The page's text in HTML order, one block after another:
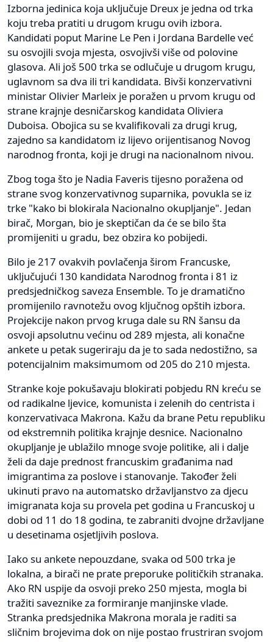
Izborna jedinica koja uključuje Dreux je jedna od trka
koju treba pratiti u drugom krugu ovih izbora.
Kandidati poput Marine Le Pen i Jordana Bardelle već
su osvojili svoja mjesta, osvojivši više od polovine
glasova. Ali još 500 trka se odlučuje u drugom krugu,
uglavnom sa dva ili tri kandidata. Bivši konzervativni
ministar Olivier Marleix je poražen u prvom krugu od
strane krajnje desničarskog kandidata Oliviera
Duboisa. Obojica su se kvalifikovali za drugi krug,
zajedno sa kandidatom iz lijevo orijentisanog Novog
narodnog fronta, koji je drugi na nacionalnom nivou.
Zbog toga što je Nadia Faveris tijesno poražena od
strane svog konzervativnog suparnika, povukla se iz
trke "kako bi blokirala Nacionalno okupljanje". Jedan
birač, Morgan, bio je skeptičan da će se bilo šta
promijeniti u gradu, bez obzira ko pobijedi.
Bilo je 217 ovakvih povlačenja širom Francuske,
uključujući 130 kandidata Narodnog fronta i 81 iz
predsjedničkog saveza Ensemble. To je dramatično
promijenilo ravnotežu ovog ključnog opštih izbora.
Projekcije nakon prvog kruga dale su RN šansu da
osvoji apsolutnu većinu od 289 mjesta, ali konačne
ankete u petak sugeriraju da je to sada nedostižno, sa
potencijalnim maksimumom od 205 do 210 mjesta.
Stranke koje pokušavaju blokirati pobjedu RN kreću se
od radikalne ljevice, komunista i zelenih do centrista i
konzervativaca Makrona. Kažu da brane Petu republiku
od ekstremnih politika krajnje desnice. Nacionalno
okupljanje je ublažilo mnoge svoje politike, ali i dalje
želi da daje prednost francuskim građanima nad
imigrantima za poslove i stanovanje. Također želi
ukinuti pravo na automatsko državljanstvo za djecu
imigranata koja su provela pet godina u Francuskoj u
dobi od 11 do 18 godina, te zabraniti dvojne državljane
u desetinama osjetljivih poslova.
Iako su ankete nepouzdane, svaka od 500 trka je
lokalna, a birači ne prate preporuke političkih stranaka.
Ako RN uspije da osvoji preko 250 mjesta, mogla bi
tražiti saveznike za formiranje manjinske vlade.
Stranka predsjednika Makrona morala je raditi sa
sličnim brojevima dok on nije postao frustriran svojom